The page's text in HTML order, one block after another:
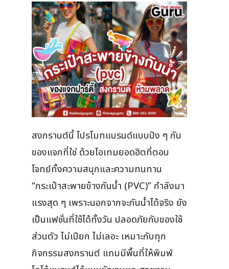
สงกรานต์นี้ โปรโมทแบรนด์แบบปัง ๆ กับ
ของแจกที่ใช่ ด้วยไอเทมยอดฮิตที่ตอบ
โจทย์ทั้งความสนุกและความทนทาน
“กระเป๋าสะพายข้างกันน้ำ (PVC)” กำลังมา
แรงสุด ๆ เพราะนอกจากจะกันน้ำได้จริง ยัง
เป็นแฟชั่นที่ใช้ได้ทั้งวัน ปลอดภัยกับของใช้
ส่วนตัว ไม่เปียก ไม่เลอะ เหมาะกับทุก
กิจกรรมสงกรานต์ แถมมีพื้นที่ให้พิมพ์